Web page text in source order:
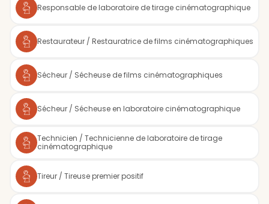
Responsable de laboratoire de tirage cinématographique
Restaurateur / Restauratrice de films cinématographiques
Sécheur / Sécheuse de films cinématographiques
Sécheur / Sécheuse en laboratoire cinématographique
Technicien / Technicienne de laboratoire de tirage
cinématographique
Tireur / Tireuse premier positif